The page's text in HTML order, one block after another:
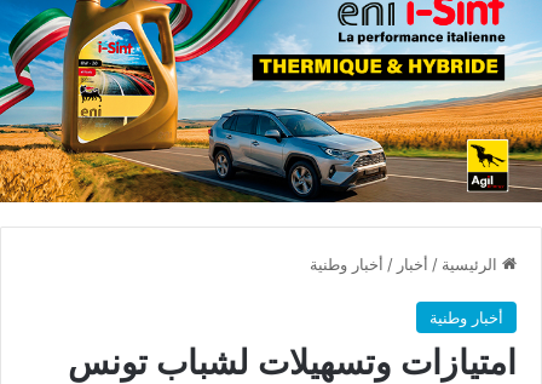
الرئيسية / أخبار / أخبار وطنية
أخبار وطنية
امتيازات وتسهيلات لشباب تونس